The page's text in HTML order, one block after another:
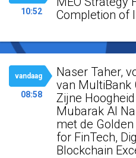
10:52
Completion of
vandaag
08:58
Naser Taher,
van MultiBank
Zijne
Mubarak Al
met de
for FinTech,
Blockchain